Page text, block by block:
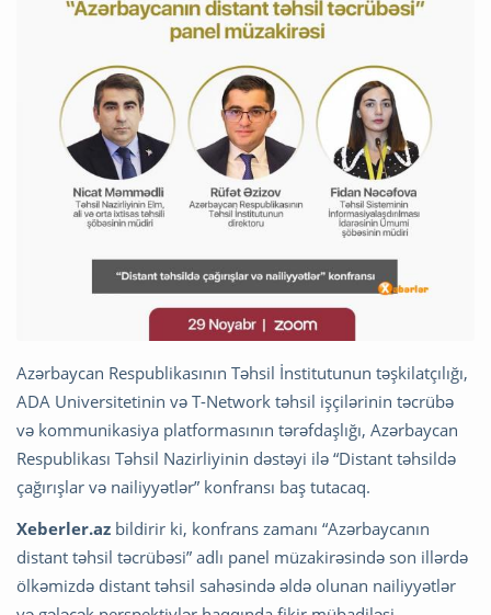
Azərbaycan Respublikasının Təhsil İnstitutunun təşkilatçılığı,
ADA Universitetinin və T-Network təhsil işçilərinin təcrübə
və kommunikasiya platformasının tərəfdaşlığı, Azərbaycan
Respublikası Təhsil Nazirliyinin dəstəyi ilə “Distant təhsildə
çağırışlar və nailiyyətlər” konfransı baş tutacaq.
Xeberler.az bildirir ki, konfrans zamanı “Azərbaycanın
distant təhsil təcrübəsi” adlı panel müzakirəsində son illərdə
ölkəmizdə distant təhsil sahəsində əldə olunan nailiyyətlər